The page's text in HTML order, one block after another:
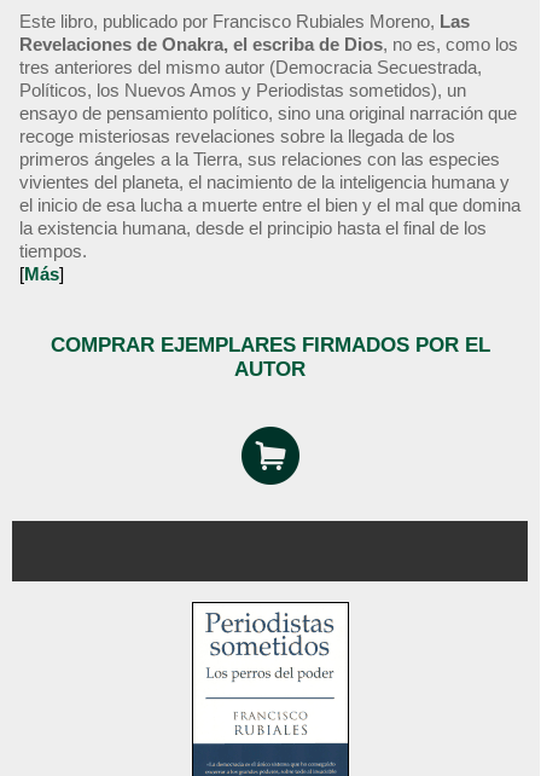
Este libro, publicado por Francisco Rubiales Moreno, Las
Revelaciones de Onakra, el escriba de Dios, no es, como los
tres anteriores del mismo autor (Democracia Secuestrada,
Políticos, los Nuevos Amos y Periodistas sometidos), un
ensayo de pensamiento político, sino una original narración que
recoge misteriosas revelaciones sobre la llegada de los
primeros ángeles a la Tierra, sus relaciones con las especies
vivientes del planeta, el nacimiento de la inteligencia humana y
el inicio de esa lucha a muerte entre el bien y el mal que domina
la existencia humana, desde el principio hasta el final de los
tiempos.
[Más]
COMPRAR EJEMPLARES FIRMADOS POR EL
AUTOR